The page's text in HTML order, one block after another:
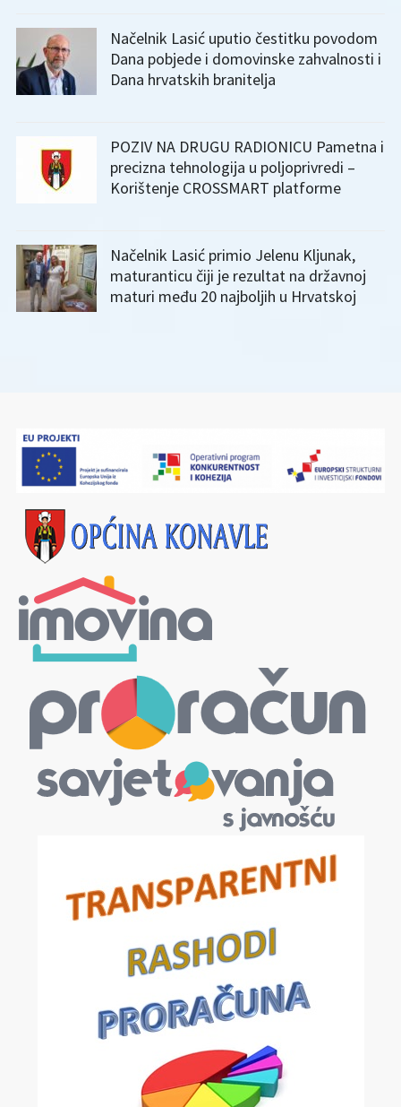
Načelnik Lasić uputio čestitku povodom
Dana pobjede i domovinske zahvalnosti i
Dana hrvatskih branitelja
POZIV NA DRUGU RADIONICU Pametna i
precizna tehnologija u poljoprivredi –
Korištenje CROSSMART platforme
Načelnik Lasić primio Jelenu Kljunak,
maturanticu čiji je rezultat na državnoj
maturi među 20 najboljih u Hrvatskoj